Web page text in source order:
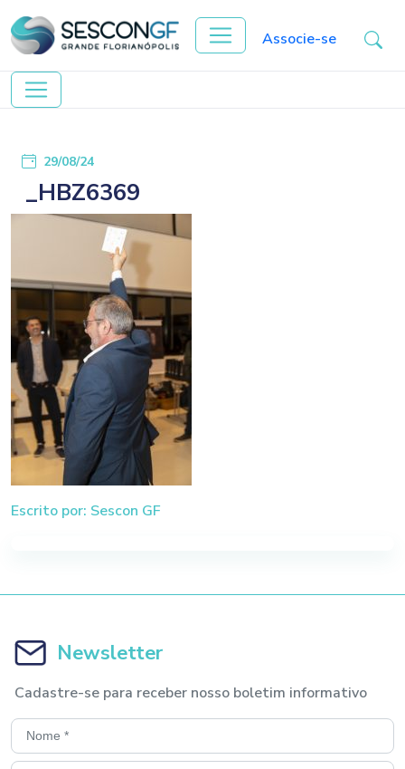
Associe-se
29/08/24
_HBZ6369
Escrito por: Sescon GF
Newsletter
Cadastre-se para receber nosso boletim informativo